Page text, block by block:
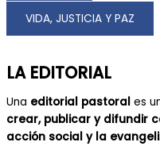
VIDA, JUSTICIA Y PAZ
LA EDITORIAL
Una editorial pastoral es
crear, publicar y difundir
acción social y la